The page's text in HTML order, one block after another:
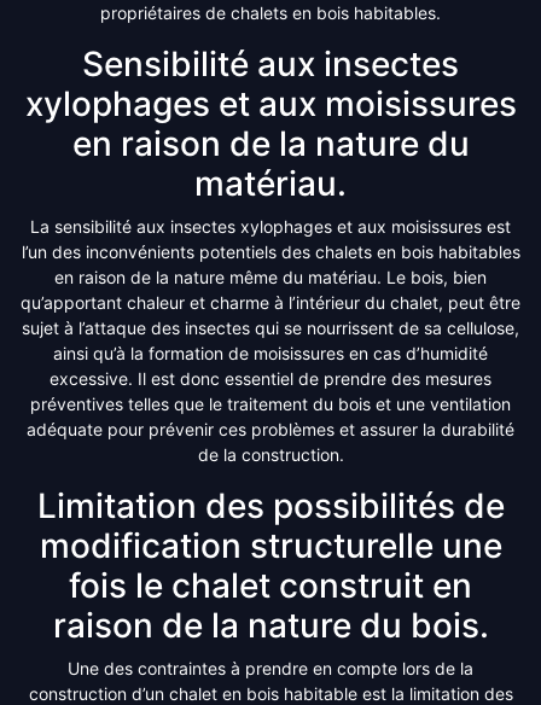
propriétaires de chalets en bois habitables.
Sensibilité aux insectes
xylophages et aux moisissures
en raison de la nature du
matériau.
La sensibilité aux insectes xylophages et aux moisissures est
l’un des inconvénients potentiels des chalets en bois habitables
en raison de la nature même du matériau. Le bois, bien
qu’apportant chaleur et charme à l’intérieur du chalet, peut être
sujet à l’attaque des insectes qui se nourrissent de sa cellulose,
ainsi qu’à la formation de moisissures en cas d’humidité
excessive. Il est donc essentiel de prendre des mesures
préventives telles que le traitement du bois et une ventilation
adéquate pour prévenir ces problèmes et assurer la durabilité
de la construction.
Limitation des possibilités de
modification structurelle une
fois le chalet construit en
raison de la nature du bois.
Une des contraintes à prendre en compte lors de la
construction d’un chalet en bois habitable est la limitation des